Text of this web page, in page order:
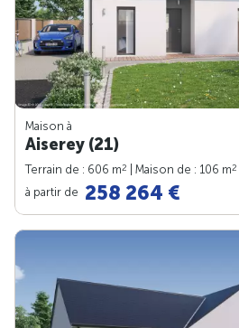
Maison à
Aiserey (21)
Terrain de : 606 m2 | Maison de : 106 m2
à partir de 258 264 €